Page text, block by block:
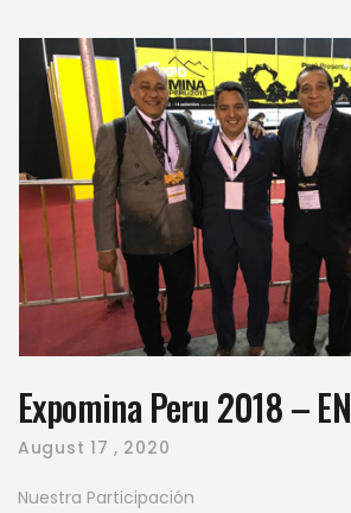
Expomina Peru 2018 – EN
August 17 , 2020
Nuestra Participación